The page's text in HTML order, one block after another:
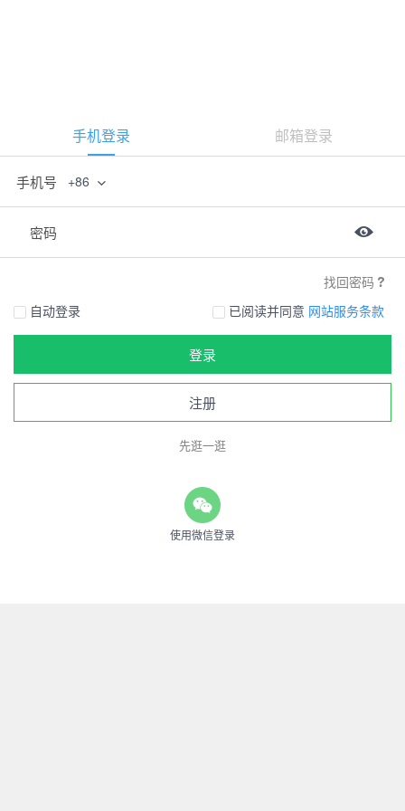
手机登录 邮箱登录
手机号 +86
密码
找回密码
自动登录
已阅读并同意 网站服务条款
登录
注册
先逛一逛
使用微信登录